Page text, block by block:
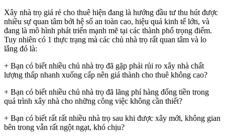
Xây nhà trọ giá rẻ cho thuê hiện đang là hướng đầu tư thu hút được
nhiều sự quan tâm bởi hệ số an toàn cao, hiệu quả kinh tế lớn, và
đang là mô hình phát triển mạnh mẽ tại các thành phố trọng điểm.
Tuy nhiên có 1 thực trạng mà các chủ nhà trọ rất quan tâm và lo
lắng đó là:
+ Bạn có biết nhiều chủ nhà trọ đã gặp phải rủi ro xây nhà chất
lượng thấp nhanh xuống cấp nên giá thành cho thuê không cao?
+ Bạn có biết nhiều chủ nhà trọ đã lãng phí hàng đống tiền trong
quá trình xây nhà cho những công việc không cần thiết?
+ Bạn có biết rất rất nhiều nhà trọ sau khi được xây mới, không gian
bên trong vẫn rất ngột ngạt, khó chịu?